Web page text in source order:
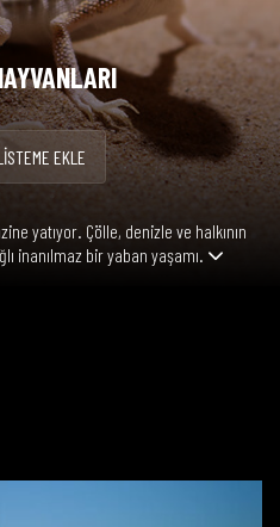
EKLE
yatıyor. Çölle, denizle ve halkının
inanılmaz bir yaban yaşamı.